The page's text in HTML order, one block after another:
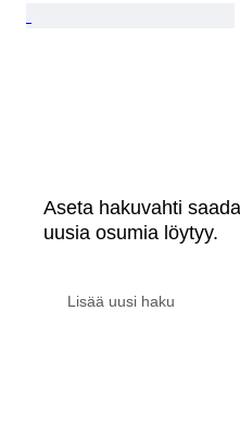
Aseta hakuvahti
uusia osumia löytyy.